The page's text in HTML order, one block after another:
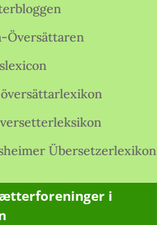
Översättaren
Übersetzerlexikon
i